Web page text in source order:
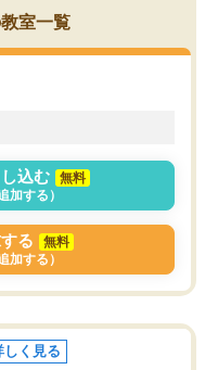
決
の
形
あ
通
り
た
内容でした。それでも明
やる気も出ましたし、苦
くなってきたようなので
室一覧
込む
無料
加する）
る
無料
加する）
しく見る